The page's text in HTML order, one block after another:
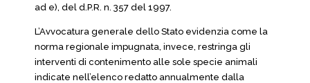
ad e), del d.P.R. n. 357 del 1997.
L’Avvocatura generale dello Stato evidenzia come la
norma regionale impugnata, invece, restringa gli
interventi di contenimento alle sole specie animali
indicate nell’elenco redatto annualmente dalla